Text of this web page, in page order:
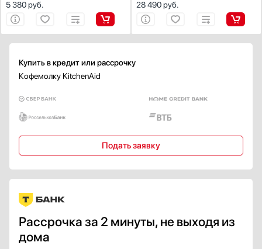
5 380руб. 28 490руб.
Купить в кредит или рассрочку
Кофемолку KitchenAid
Подать заявку
Рассрочка за 2 минуты, не выходя из
дома